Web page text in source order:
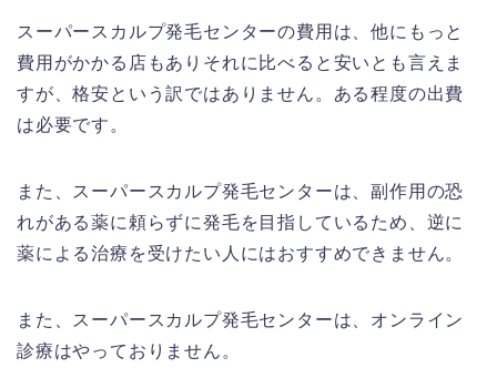
スーパースカルプ発毛センターの費用は、他にもっと
費用がかかる店もありそれに比べると安いとも言えま
すが、格安という訳ではありません。ある程度の出費
は必要です。
また、スーパースカルプ発毛センターは、副作用の恐
れがある薬に頼らずに発毛を目指しているため、逆に
薬による治療を受けたい人にはおすすめできません。
また、スーパースカルプ発毛センターは、オンライン
診療はやっておりません。